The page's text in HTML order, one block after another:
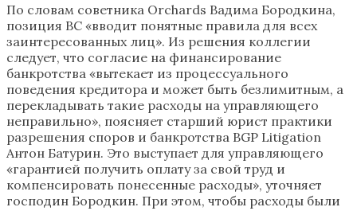
По словам советника Orchards Вадима Бородкина,
позиция ВС «вводит понятные правила для всех
заинтересованных лиц». Из решения коллегии
следует, что согласие на финансирование
банкротства «вытекает из процессуального
поведения кредитора и может быть безлимитным, а
перекладывать такие расходы на управляющего
неправильно», поясняет старший юрист практики
разрешения споров и банкротства BGP Litigation
Антон Батурин. Это выступает для управляющего
«гарантией получить оплату за свой труд и
компенсировать понесенные расходы», уточняет
господин Бородкин. При этом, чтобы расходы были